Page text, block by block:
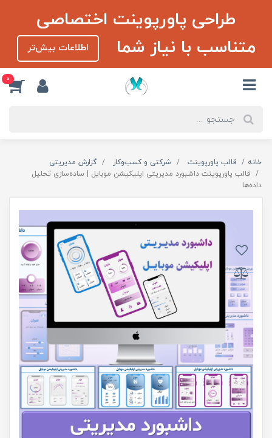
طراحی پاورپوینت اختصاصی
متناسب با نیاز شما
اطلاعات بیش‌تر
0
خانه قالب پاورپوینت شرکتی و کسب‌و‌کار
گزارش مدیریتی
قالب پاورپوینت داشبورد مدیریتی اپلیکیشن موبایل | ساده‌سازی تحلیل
داده‌ها